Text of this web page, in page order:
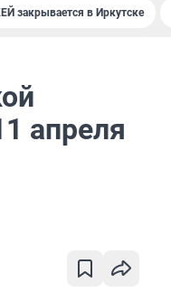
закрывается в Иркутске
апреля